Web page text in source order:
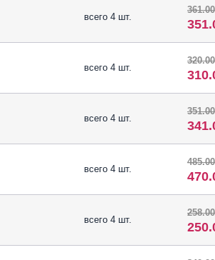
всего 4 шт.
всего 4 шт.
всего 4 шт.
всего 4 шт.
всего 4 шт.